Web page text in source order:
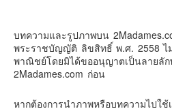
เตรียมไว้หนวด ถอยปืนลูกซอง
#น้องเกรซ #ลูกสาวเราเป็นสาวแล้ว
Photo
บทความและรูปภาพบน
พระราชบัญญัติ ลิขสิทธิ์ พ.ศ. 2558 ไ
พาณิชย์โดยมิได้ขออนุญาตเป็นลายลั
2Madames.com ก่อน
หากต้องการนำภาพหรือบทความไปใ